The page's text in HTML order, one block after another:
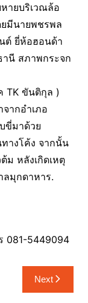
ายบริเวณล้อ
มีนายพชรพล
ต์ ยี่ห้อฮอนด้า
านี สภาพกระจก
TK ขันติกุล )
ากอำเภอ
ขี่มาด้วย
างโค้ง จากนั้น
ม หลังเกิดเหตุ
ลมุกดาหาร.
081-5449094
Next